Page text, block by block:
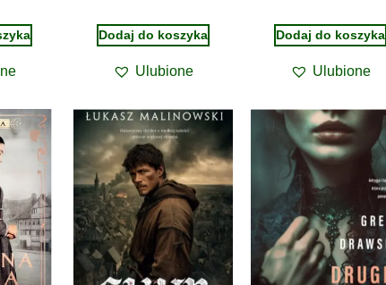
Dodaj do koszyka
Ulubione
Dodaj do koszyka
Ulubione